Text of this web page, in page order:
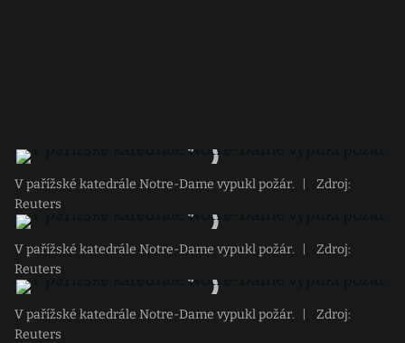
V pařížské katedrále Notre-Dame vypukl požár.
Zdroj:
Reuters
V pařížské katedrále Notre-Dame vypukl požár.
Zdroj:
Reuters
V pařížské katedrále Notre-Dame vypukl požár.
Zdroj:
Reuters